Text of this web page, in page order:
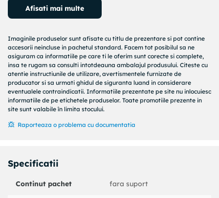
2.0 HGT 20V (182AQ) motor 1998cc 113KW;
1.9 TD (160.AW) motor 1929cc 59KW;
1.8 GT 16V (835EH) motor 1747cc 96KW;
2.0 16V Turbo (836AB) motor 1995cc 137KW;
An: 1993 - 1999
Cod produs:24334417035
Producator:ATE
Denumire produs:Etrier frana
Specificatii produs:
Tip etrier frana : etrier
Articol extins/Informatii de extindere : fara suport
Sistem franare : Lucas / TRW
Afisati mai multe
Imaginile produselor sunt afisate cu titlu de prezentare si pot contine
accesorii neincluse in pachetul standard. Facem tot posibilul sa ne
asiguram ca informatiile pe care ti le oferim sunt corecte si complete,
insa te rugam sa consulti intotdeauna ambalajul produsului. Citeste cu
atentie instructiunile de utilizare, avertismentele furnizate de
producator si sa urmati ghidul de siguranta luand in considerare
eventualele contraindicatii. Informatiile prezentate pe site nu inlocuiesc
informatiile de pe etichetele produselor. Toate promotiile prezente in
site sunt valabile în limita stocului.
Raporteaza o problema cu documentatia
Specificatii
Continut pachet fara suport